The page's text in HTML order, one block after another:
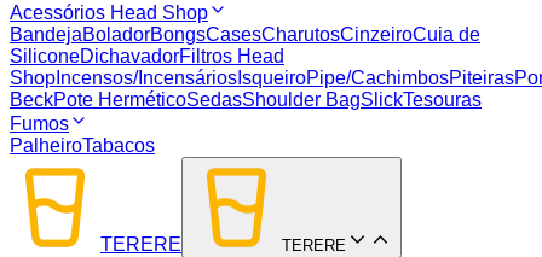
Acessórios Head Shop
BandejaBoladorBongsCasesCharutosCinzeiroCuia de
SiliconeDichavadorFiltros Head
Shop Incensos/Incensários IsqueiroPipe/CachimbosPiteiras
BeckPote HerméticoSedasShoulder BagSlickTesouras
Fumos
PalheiroTabacos
TERERE TERERE